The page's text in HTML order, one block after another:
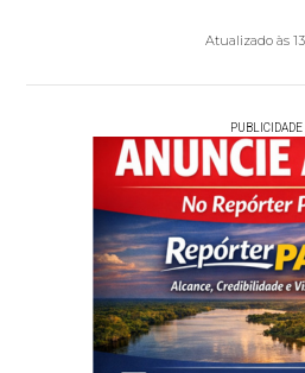
Atualizado às
PUBLICIDADE